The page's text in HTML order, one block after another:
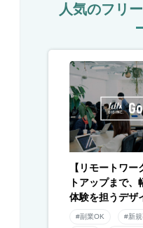
人気のフリ
【リモートワ
トアップまで
体験を担うデザ
ター募集！
#副業OK #新規